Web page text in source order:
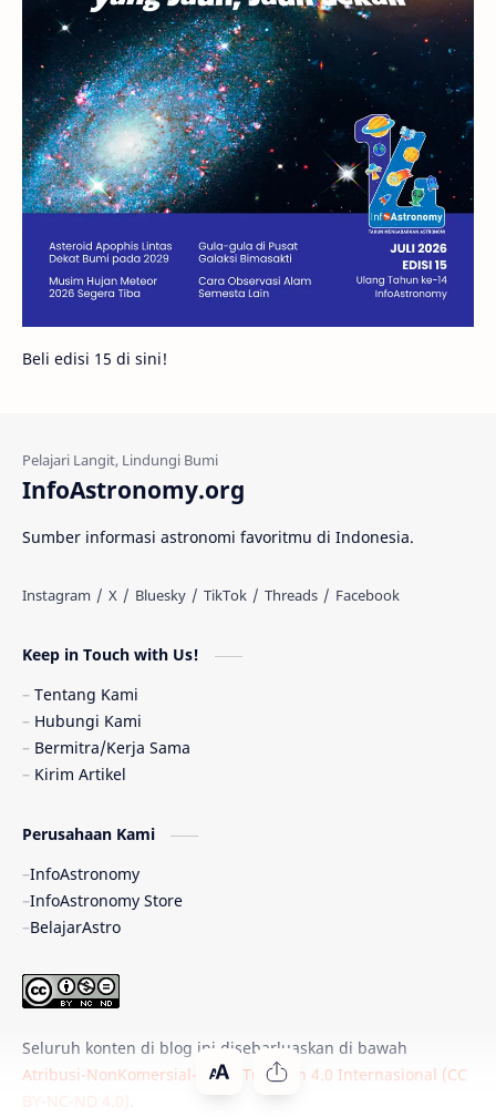
Gugus Bintang Menarik Dibaca
Venus Pluto Galaksi Kerdil
Gambar Harian Titan
Bintang Neutron Hubble Tips
Juno Bintang Biner
Fakta Galaksi Spiral
Gerhana Matahari
Quasar
Ulasan
Gelombang Gravitasi
Kerdil Putih LAPAN
Olimpiade Sains Nasional
Bumi Super GBT18 Hilal
Katai Cokelat
Beli edisi 15 di sini!
InfoAstronomy.org
Sumber informasi astronomi favoritmu di Indonesia.
Keep in Touch with Us!
Tentang Kami
Hubungi Kami
Bermitra/Kerja Sama
Kirim Artikel
Perusahaan Kami
InfoAstronomy
InfoAstronomy Store
BelajarAstro
Seluruh konten di blog ini disebarluaskan di bawah
Atribusi-NonKomersial-TanpaTurunan 4.0 Internasional (CC
BY-NC-ND 4.0)